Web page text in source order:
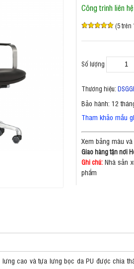
Công trình liên
(5 trên
Số lượng
Thương hiệu:
Bảo hành: 12
Tham khảo mẫu
Xem bảng màu
Giao hàng tận nơi
Ghi chú:Nhà sản
phẩm
lưng cao và tựa lưng bọc da PU được chia